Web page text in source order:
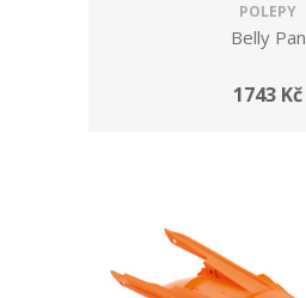
POLEPY
Belly Pan
1743 Kč